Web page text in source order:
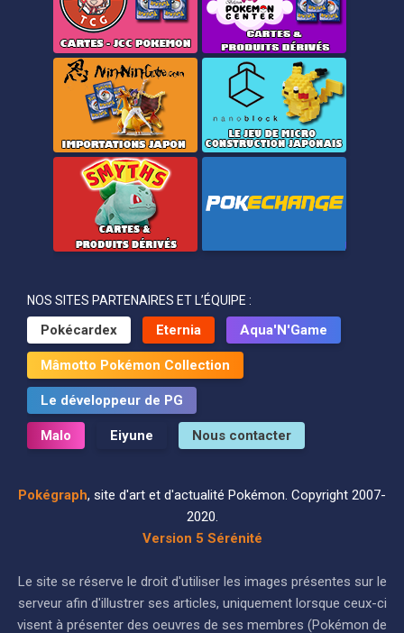
NOS SITES PARTENAIRES ET L’ÉQUIPE :
Pokécardex Eternia Aqua'N'Game
Mâmotto Pokémon Collection
Le développeur de PG
Malo Eiyune Nous contacter
Pokégraph, site d'art et d'actualité Pokémon. Copyright 2007-
2020.
Version 5 Sérénité
Le site se réserve le droit d'utiliser les images présentes sur le
serveur afin d'illustrer ses articles, uniquement lorsque ceux-ci
visent à présenter des oeuvres de ses membres (Pokémon de